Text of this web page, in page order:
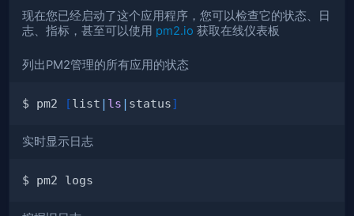
现在您已经启动了这个应用程序，您可以检查它的状态、日
志、指标，甚至可以使用 pm2.io 获取在线仪表板
列出PM2管理的所有应用的状态
$ pm2 [list | ls | status]
实时显示日志